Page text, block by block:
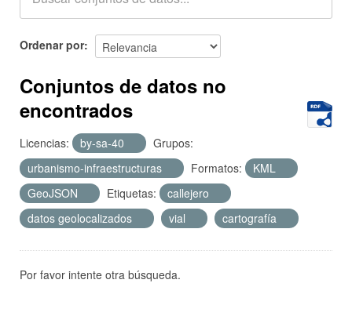
Acerca de
Ordenar por
Conjuntos de datos no
encontrados
Licencias: by-sa-40
Grupos:
urbanismo-infraestructuras
Formatos:
KML
GeoJSON
Etiquetas:
callejero
datos geolocalizados
vial cartografía
Por favor intente otra búsqueda.